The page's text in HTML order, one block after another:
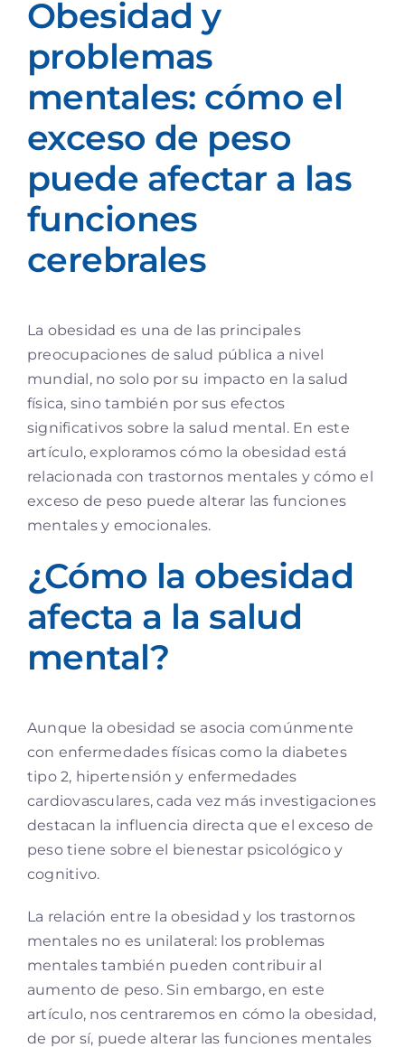
Obesidad y
problemas
mentales: cómo el
exceso de peso
puede afectar a las
funciones
cerebrales
La obesidad es una de las principales
preocupaciones de salud pública a nivel
mundial, no solo por su impacto en la salud
física, sino también por sus efectos
significativos sobre la salud mental. En este
artículo, exploramos cómo la obesidad está
relacionada con trastornos mentales y cómo el
exceso de peso puede alterar las funciones
mentales y emocionales.
¿Cómo la obesidad
afecta a la salud
mental?
Aunque la obesidad se asocia comúnmente
con enfermedades físicas como la diabetes
tipo 2, hipertensión y enfermedades
cardiovasculares, cada vez más investigaciones
destacan la influencia directa que el exceso de
peso tiene sobre el bienestar psicológico y
cognitivo.
La relación entre la obesidad y los trastornos
mentales no es unilateral: los problemas
mentales también pueden contribuir al
aumento de peso. Sin embargo, en este
artículo, nos centraremos en cómo la obesidad,
de por sí, puede alterar las funciones mentales